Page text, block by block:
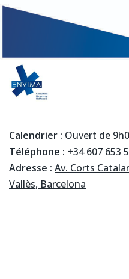
Calendrier : Ouvert de
Téléphone : +34 607 653
Adresse : Av. Corts
Vallès, Barcelona